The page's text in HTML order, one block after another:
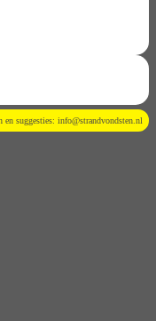
en suggesties: info@strandvondsten.nl